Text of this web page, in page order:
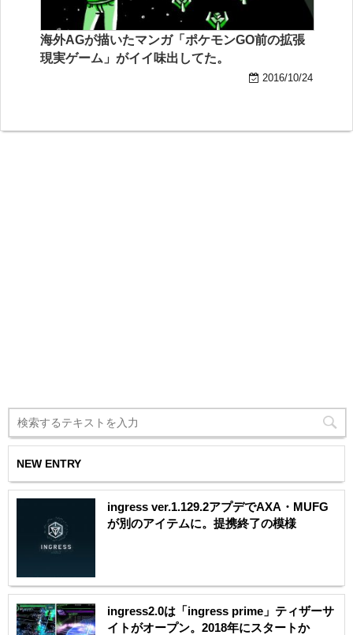
海外AGが描いたマンガ「ポケモンGO前の拡張
現実ゲーム」がイイ味出してた。
2016/10/24
NEW ENTRY
ingress ver.1.129.2アプデでAXA・MUFG
が別のアイテムに。提携終了の模様
ingress2.0は「ingress prime」ティザーサ
イトがオープン。2018年にスタートか